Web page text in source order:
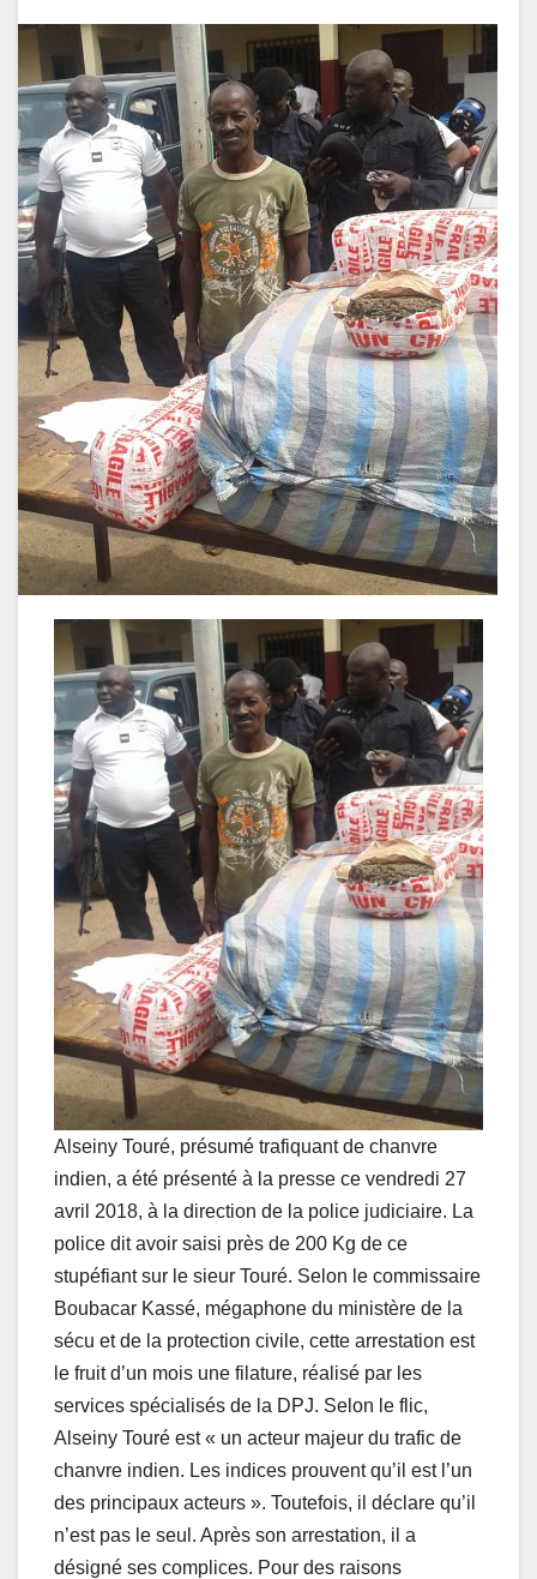
Alseiny Touré, présumé trafiquant de chanvre
indien, a été présenté à la presse ce vendredi 27
avril 2018, à la direction de la police judiciaire. La
police dit avoir saisi près de 200 Kg de ce
stupéfiant sur le sieur Touré. Selon le commissaire
Boubacar Kassé, mégaphone du ministère de la
sécu et de la protection civile, cette arrestation est
le fruit d’un mois une filature, réalisé par les
services spécialisés de la DPJ. Selon le flic,
Alseiny Touré est « un acteur majeur du trafic de
chanvre indien. Les indices prouvent qu’il est l’un
des principaux acteurs ». Toutefois, il déclare qu’il
n’est pas le seul. Après son arrestation, il a
désigné ses complices. Pour des raisons